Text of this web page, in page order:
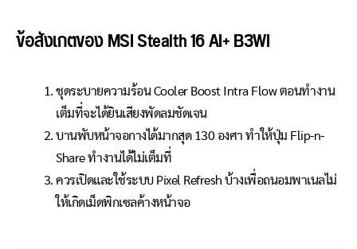
ข้อสังเกตของ MSI Stealth 16 AI+ B3WI
ชุดระบายความร้อน Cooler Boost Intra Flow ตอนทำงาน
เต็มที่จะได้ยินเสียงพัดลมชัดเจน
บานพับหน้าจอกางได้มากสุด 130 องศา ทำให้ปุ่ม Flip-n-
Share ทำงานได้ไม่เต็มที่
ควรเปิดและใช้ระบบ Pixel Refresh บ้างเพื่อถนอมพาเนลไม่
ให้เกิดเม็ดพิกเซลค้างหน้าจอ